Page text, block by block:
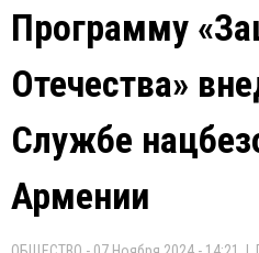
Программу
Отечества»
Службе
Армении